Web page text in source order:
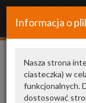
Informacja o
Nasza strona
ciasteczka) w
funkcjonalnych.
dostosować
Pokaż